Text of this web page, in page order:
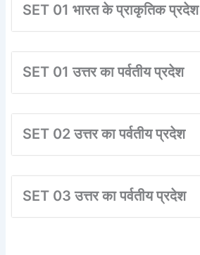
SET 01 भारत के प्राकृतिक प्रदेश
SET 01 उत्तर का पर्वतीय प्रदेश
SET 02 उत्तर का पर्वतीय प्रदेश
SET 03 उत्तर का पर्वतीय प्रदेश